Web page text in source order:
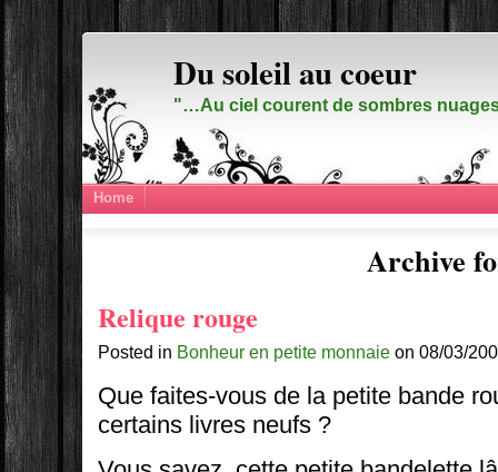
Du soleil au coeur
"…Au ciel courent de sombres
Home
Archive
Relique rouge
Posted in Bonheur en petite monnaie on 08/03/
Que faites-vous de la petite bande
certains livres neufs ?